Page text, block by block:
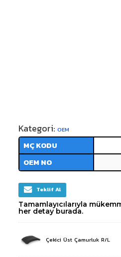
Kategori: OEM
MÇ KODU
OEM NO
Teklif Al
Tamamlayıcılarıyla
her detay burada.
Çekici Üst Çamurluk R/L